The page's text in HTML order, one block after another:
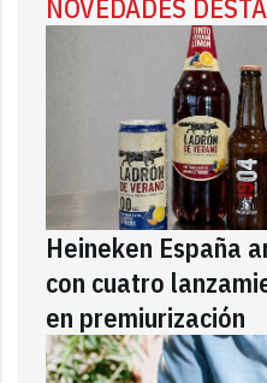
NOVEDADES
Heineken España
con cuatro
en premiurización